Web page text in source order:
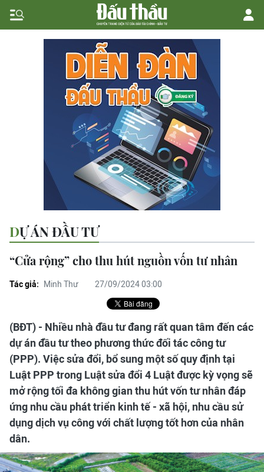
DỰ ÁN ĐẦU TƯ
“Cửa rộng” cho thu hút nguồn vốn tư nhân
Tác giả: Minh Thư 27/09/2024 03:00
(BĐT) - Nhiều nhà đầu tư đang rất quan tâm đến các
dự án đầu tư theo phương thức đối tác công tư
(PPP). Việc sửa đổi, bổ sung một số quy định tại
Luật PPP trong Luật sửa đổi 4 Luật được kỳ vọng sẽ
mở rộng tối đa không gian thu hút vốn tư nhân đáp
ứng nhu cầu phát triển kinh tế - xã hội, nhu cầu sử
dụng dịch vụ công với chất lượng tốt hơn của nhân
dân.